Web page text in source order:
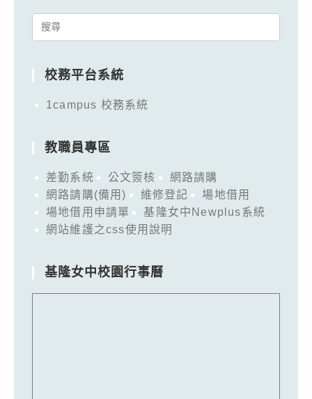
Search
校務平台系統
1campus 校務系統
教職員專區
差勤系統 公文簽核
網路請購
網路請購(備用)
維修登記
場地借用
場地借用申請單
基隆女中Newplus系統
網站維護之css使用說明
基隆女中校園行事曆